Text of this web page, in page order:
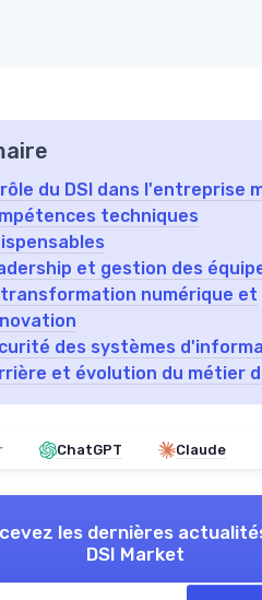
du DSI dans l'entreprise
techniques
et gestion des
transformation numérique et
des systèmes
et évolution du métier
ChatGPT Claude
les dernières
DSI Market